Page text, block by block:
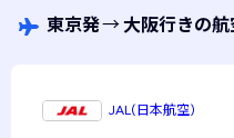
成田ー関西空港間はLCCを利用
は20,000円台になります。伊丹
期購入割引や株主優待などを利
東京発→大阪行きの
JAL(日本航空)